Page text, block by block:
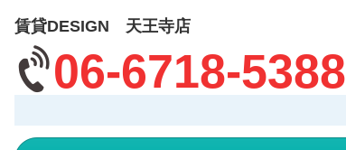
賃貸DESIGN 天王寺店
06-6718-5388